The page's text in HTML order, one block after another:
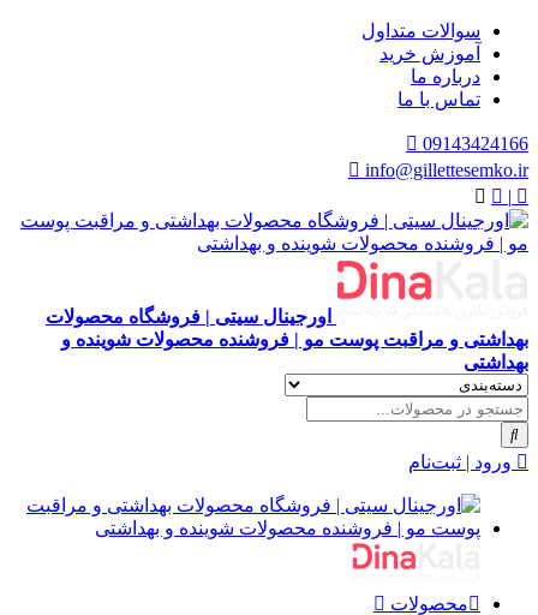
سوالات متداول
آموزش خرید
درباره ما
تماس با ما
09143424166
info@gillettesemko.ir
|
اورجینال سیتی | فروشگاه محصولات
بهداشتی و مراقبت پوست مو | فروشنده محصولات شوینده و
بهداشتی
ورود | ثبت‌نام
محصولات